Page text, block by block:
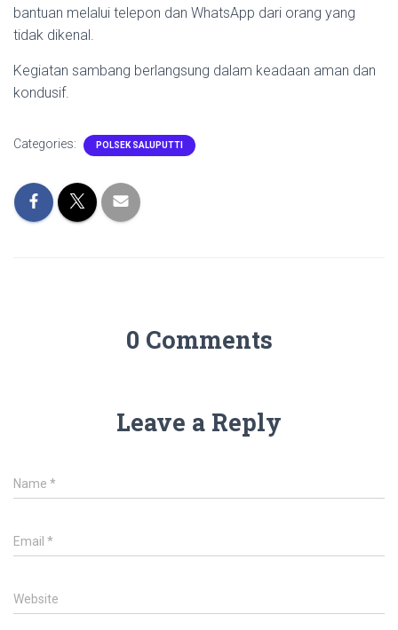
bantuan melalui telepon dan WhatsApp dari orang yang
tidak dikenal.
Kegiatan sambang berlangsung dalam keadaan aman dan
kondusif.
Categories: POLSEK SALUPUTTI
0 Comments
Leave a Reply
Name *
Email *
Website